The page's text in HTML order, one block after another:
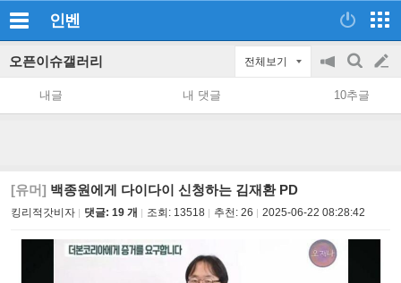
인벤
오픈이슈갤러리 전체보기
공
지
on/off
검
색
글
쓰
내글 내 댓글 10추글
[유머] 백종원에게 다이다이 신청하는 김재환 PD
킹리적갓비자 댓글: 19 개 조회: 13518 추천: 26 2025-06-22 08:28:42